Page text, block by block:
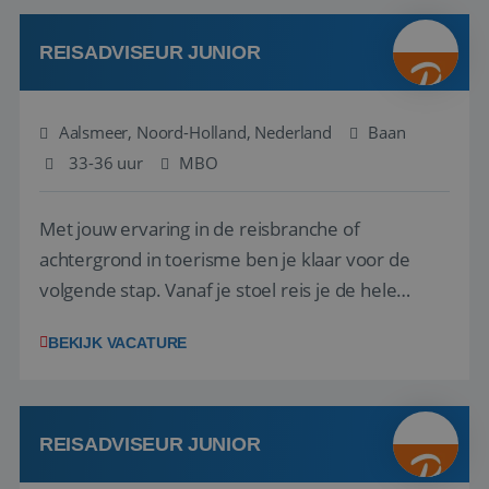
werken: of het nu gaat om vragen ...
REISADVISEUR JUNIOR
Aalsmeer, Noord-Holland, Nederland
Baan
33-36 uur
MBO
Met jouw ervaring in de reisbranche of
achtergrond in toerisme ben je klaar voor de
volgende stap. Vanaf je stoel reis je de hele
wensen van je team, je klant en wat er in de
klanten te overtuigen om die droomreis te
boeken! ...
BEKIJK VACATURE
REISADVISEUR JUNIOR